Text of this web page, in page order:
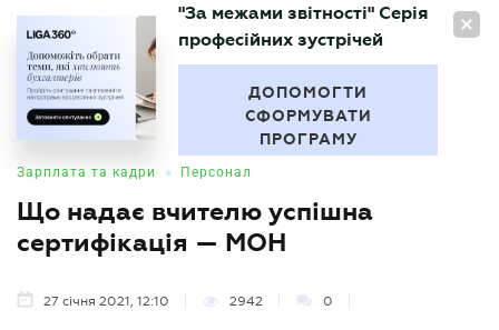
UA
БУХГАЛТЕР
"За межами звітності" Серія
професійних зустрічей
ДОПОМОГТИ
СФОРМУВАТИ
ПРОГРАМУ
Зарплата та кадри • Персонал
Що надає вчителю успішна
сертифікація — МОН
27 січня 2021, 12:10 2942 0